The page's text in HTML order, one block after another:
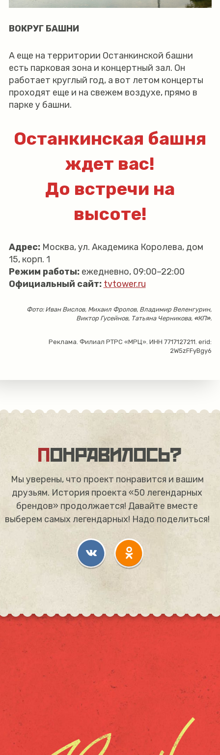
ВОКРУГ БАШНИ
А еще на территории Останкинской башни
есть парковая зона и концертный зал. Он
работает круглый год, а вот летом концерты
проходят еще и на свежем воздухе, прямо в
парке у башни.
Останкинская башня
ждет вас!
До встречи на
высоте!
Адрес:Москва, ул. Академика Королева, дом
15, корп. 1
Режим работы:ежедневно, 09:00–22:00
Официальный сайт: tvtower.ru
Фото: Иван Вислов, Михаил Фролов, Владимир Веленгурин,
Виктор Гусейнов, Татьяна Черникова, «КП».
Реклама. Филиал РТРС «МРЦ». ИНН 7717127211. erid:
2W5zFFyBgy6
ПОНРАВИЛОСЬ?
Мы уверены, что проект понравится и вашим
друзьям. История проекта «50 легендарных
брендов» продолжается! Давайте вместе
выберем самых легендарных! Надо поделиться!